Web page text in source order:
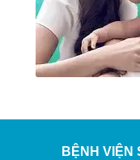
BỆNH VIỆN